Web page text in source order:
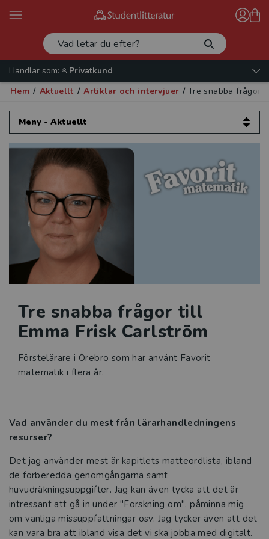
Handlar som:
Privatkund
Hem / Aktuellt / Artiklar och intervjuer / Tre snabba frågor
Meny - Aktuellt
Aktuellt
Artiklar och intervjuer
Validera mera!
Etik för psykologer
Europeisk datarätt
Språk i sikte
Svenskämnet i praktiken
Intervju Etik och juridik
matematikundervisningen
Tre snabba frågor till Julia Tillenius
Tre snabba frågor till Emma Frisk
Carlström
Tre snabba frågor till
Emma Frisk Carlström
Förstelärare i Örebro som har använt Favorit
matematik i flera år.
Vad använder du mest från lärarhandledningens
resurser?
Det jag använder mest är kapitlets matteordlista, ibland
de förberedda genomgångarna samt
huvudräkningsuppgifter. Jag kan även tycka att det är
intressant att gå in under "Forskning om", påminna mig
om vanliga missuppfattningar osv. Jag tycker även att det
kan vara bra att ibland visa det vi ska jobba med digitalt.